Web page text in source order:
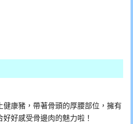
健康豬，帶著骨頭的厚腰部位，擁有
好感受骨邊肉的魅力啦！